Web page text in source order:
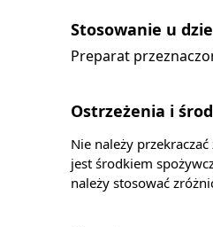
Stosowanie u
Preparat
Ostrzeżenia i
Nie należy
jest środkiem
należy stosować